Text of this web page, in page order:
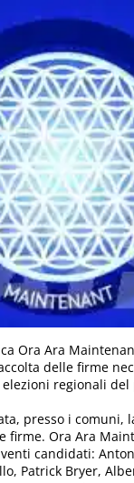
Ora Ara
delle firme
regionali del
presso i comuni,
firme. Ora Ara
candidati:
Patrick Bryer,